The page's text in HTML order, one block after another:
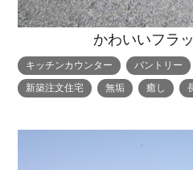
かわいいフラ
キッチンカウンター パントリー
新築注文住宅
無垢 癒し